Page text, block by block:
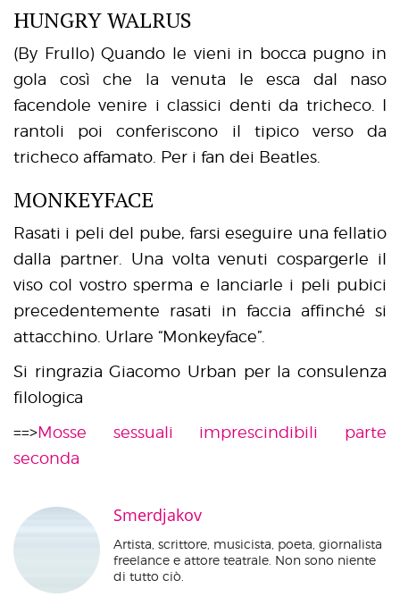
HUNGRY WALRUS
(By Frullo) Quando le vieni in bocca pugno in
gola così che la venuta le esca dal naso
facendole venire i classici denti da tricheco. I
rantoli poi conferiscono il tipico verso da
tricheco affamato. Per i fan dei Beatles.
MONKEYFACE
Rasati i peli del pube, farsi eseguire una fellatio
dalla partner. Una volta venuti cospargerle il
viso col vostro sperma e lanciarle i peli pubici
precedentemente rasati in faccia affinché si
attacchino. Urlare “Monkeyface”.
Si ringrazia Giacomo Urban per la consulenza
filologica
==>Mosse sessuali imprescindibili parte
seconda
Smerdjakov
Artista, scrittore, musicista, poeta, giornalista
freelance e attore teatrale. Non sono niente
di tutto ciò.